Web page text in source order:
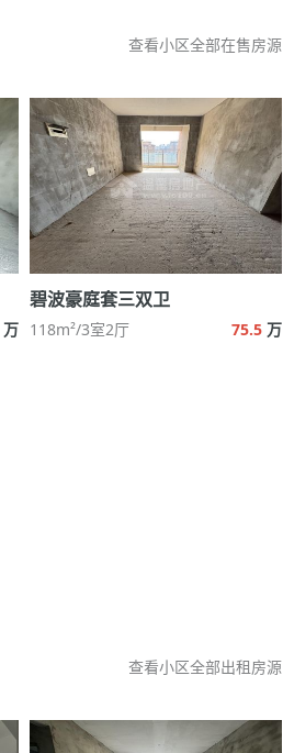
查看小区全部在售房源
万
碧波豪庭套三双卫
118m²/3室2厅 75.5 万
查看小区全部出租房源